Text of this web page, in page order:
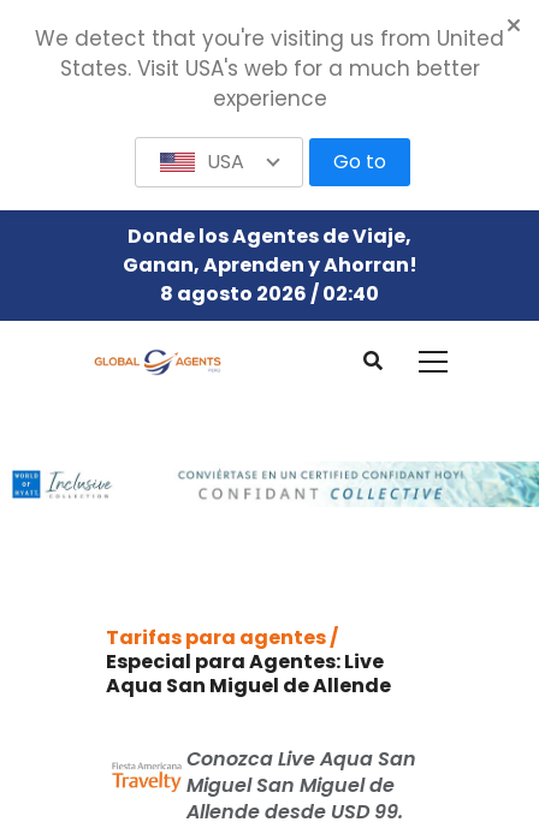
Donde los Agentes de Viaje,
Ganan, Aprenden y Ahorran!
8 agosto 2026 / 02:40
Tarifas para agentes /
Especial para Agentes: Live
Aqua San Miguel de Allende
Conozca Live Aqua San
Miguel San Miguel de
Allende desde USD 99.
We detect that you're visiting us from United
States. Visit USA's web for a much better
experience
USA Go to